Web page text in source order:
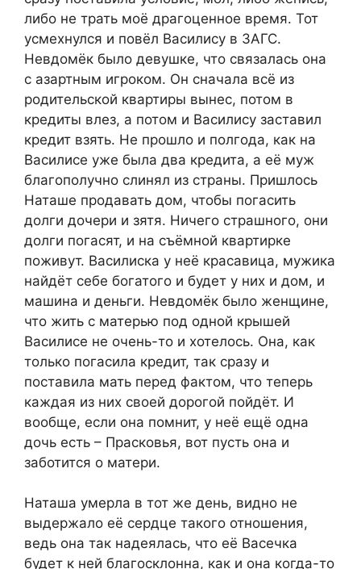
либо не трать моё драгоценное время. Тот
усмехнулся и повёл Василису в ЗАГС.
Невдомёк было девушке, что связалась она
с азартным игроком. Он сначала всё из
родительской квартиры вынес, потом в
кредиты влез, а потом и Василису заставил
кредит взять. Не прошло и полгода, как на
Василисе уже была два кредита, а её муж
благополучно слинял из страны. Пришлось
Наташе продавать дом, чтобы погасить
долги дочери и зятя. Ничего страшного, они
долги погасят, и на съёмной квартирке
поживут. Василиска у неё красавица, мужика
найдёт себе богатого и будет у них и дом, и
машина и деньги. Невдомёк было женщине,
что жить с матерью под одной крышей
Василисе не очень-то и хотелось. Она, как
только погасила кредит, так сразу и
поставила мать перед фактом, что теперь
каждая из них своей дорогой пойдёт. И
вообще, если она помнит, у неё ещё одна
дочь есть – Прасковья, вот пусть она и
заботится о матери.
Наташа умерла в тот же день, видно не
выдержало её сердце такого отношения,
ведь она так надеялась, что её Васечка
будет к ней благосклонна, как и она когда-то